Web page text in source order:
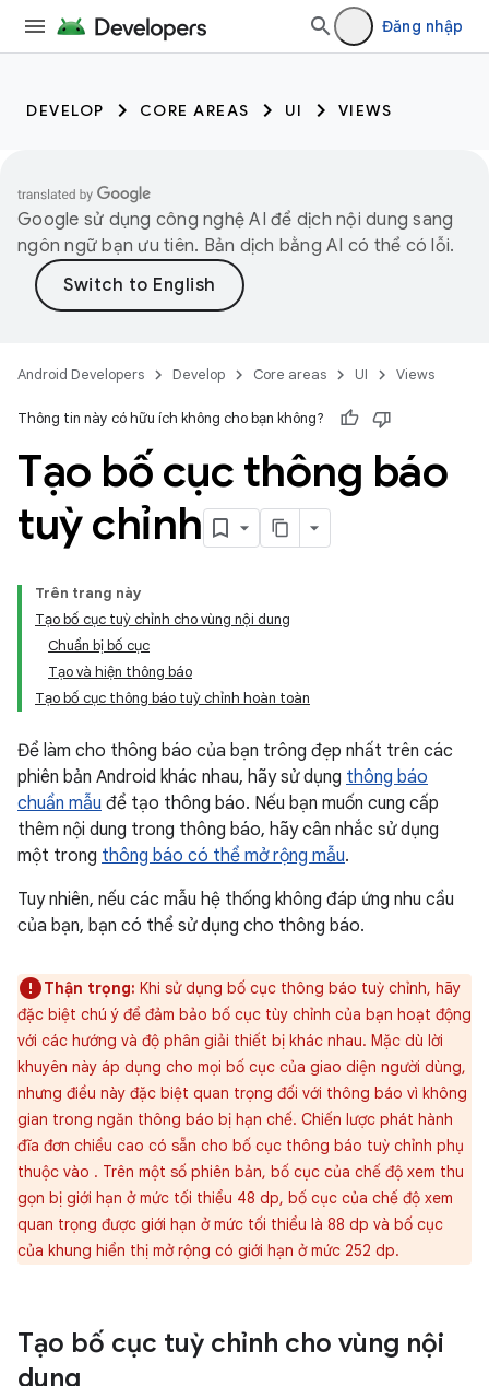
Đăng nhập
DEVELOP CORE AREAS UI VIEWS
Google sử dụng công nghệ AI để dịch nội dung sang
ngôn ngữ bạn ưu tiên. Bản dịch bằng AI có thể có lỗi.
Android Developers Develop Core areas UI Views
Thông tin này có hữu ích không cho bạn không?
Tạo bố cục thông báo
tuỳ chỉnh
Trên trang này
Tạo bố cục tuỳ chỉnh cho vùng nội dung
Chuẩn bị bố cục
Tạo và hiện thông báo
Tạo bố cục thông báo tuỳ chỉnh hoàn toàn
Để làm cho thông báo của bạn trông đẹp nhất trên các
phiên bản Android khác nhau, hãy sử dụng thông báo
chuẩn mẫu để tạo thông báo. Nếu bạn muốn cung cấp
thêm nội dung trong thông báo, hãy cân nhắc sử dụng
một trong thông báo có thể mở rộng mẫu.
Tuy nhiên, nếu các mẫu hệ thống không đáp ứng nhu cầu
của bạn, bạn có thể sử dụng cho thông báo.
Thận trọng: Khi sử dụng bố cục thông báo tuỳ chỉnh, hãy
đặc biệt chú ý để đảm bảo bố cục tùy chỉnh của bạn hoạt động
với các hướng và độ phân giải thiết bị khác nhau. Mặc dù lời
khuyên này áp dụng cho mọi bố cục của giao diện người dùng,
nhưng điều này đặc biệt quan trọng đối với thông báo vì không
gian trong ngăn thông báo bị hạn chế. Chiến lược phát hành
đĩa đơn chiều cao có sẵn cho bố cục thông báo tuỳ chỉnh phụ
thuộc vào . Trên một số phiên bản, bố cục của chế độ xem thu
gọn bị giới hạn ở mức tối thiểu 48 dp, bố cục của chế độ xem
quan trọng được giới hạn ở mức tối thiểu là 88 dp và bố cục
của khung hiển thị mở rộng có giới hạn ở mức 252 dp.
Tạo bố cục tuỳ chỉnh cho vùng nội
dung